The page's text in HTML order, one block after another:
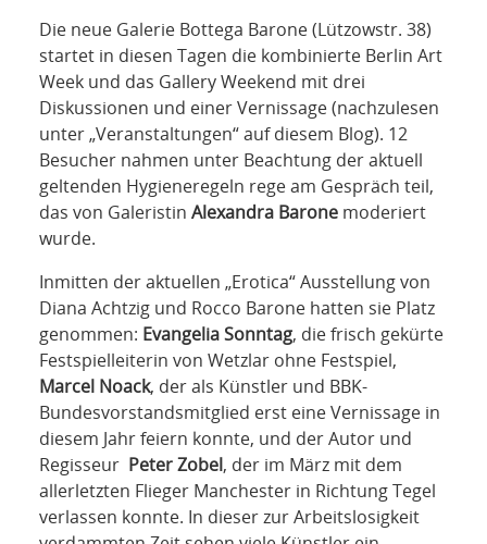
Die neue Galerie Bottega Barone (Lützowstr. 38)
startet in diesen Tagen die kombinierte Berlin Art
Week und das Gallery Weekend mit drei
Diskussionen und einer Vernissage (nachzulesen
unter „Veranstaltungen“ auf diesem Blog). 12
Besucher nahmen unter Beachtung der aktuell
geltenden Hygieneregeln rege am Gespräch teil,
das von Galeristin Alexandra Baronemoderiert
wurde.
Inmitten der aktuellen „Erotica“ Ausstellung von
Diana Achtzig und Rocco Barone hatten sie Platz
genommen: Evangelia Sonntag, die frisch gekürte
Festspielleiterin von Wetzlar ohne Festspiel,
Marcel Noack, der als Künstler und BBK-
Bundesvorstandsmitglied erst eine Vernissage in
diesem Jahr feiern konnte, und der Autor und
Regisseur Peter Zobel, der im März mit dem
allerletzten Flieger Manchester in Richtung Tegel
verlassen konnte. In dieser zur Arbeitslosigkeit